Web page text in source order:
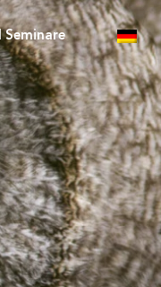
Seminare